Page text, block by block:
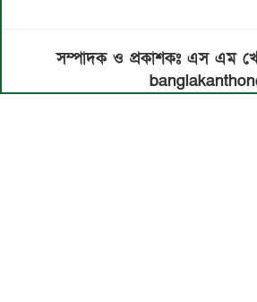
সম্পাদক ও প্রকাশকঃ এস এম